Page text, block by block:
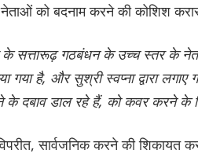
को बदनाम करने की कोशिश
के सत्तारूढ़ गठबंधन के उच्‍च स्तर के
है, और सुश्री स्वप्ना द्वारा
के दबाव डाल रहे हैं, को कवर करने के
सार्वजनिक करने की शिकायत